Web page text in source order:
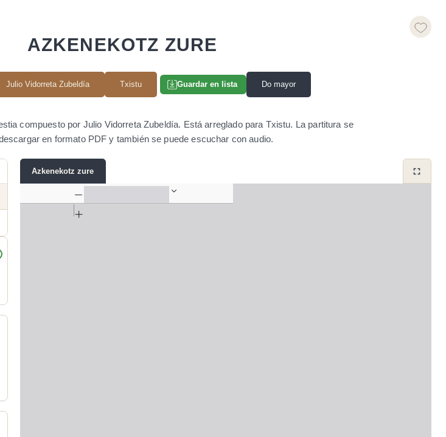
AZKENEKOTZ ZURE
Julio Vidorreta Zubeldía Txistu Guardar en lista Do mayor
compuesto por Julio Vidorreta Zubeldía. Está arreglado para Txistu. La partitura se
en formato PDF y también se puede escuchar con audio.
Azkenekotz zure